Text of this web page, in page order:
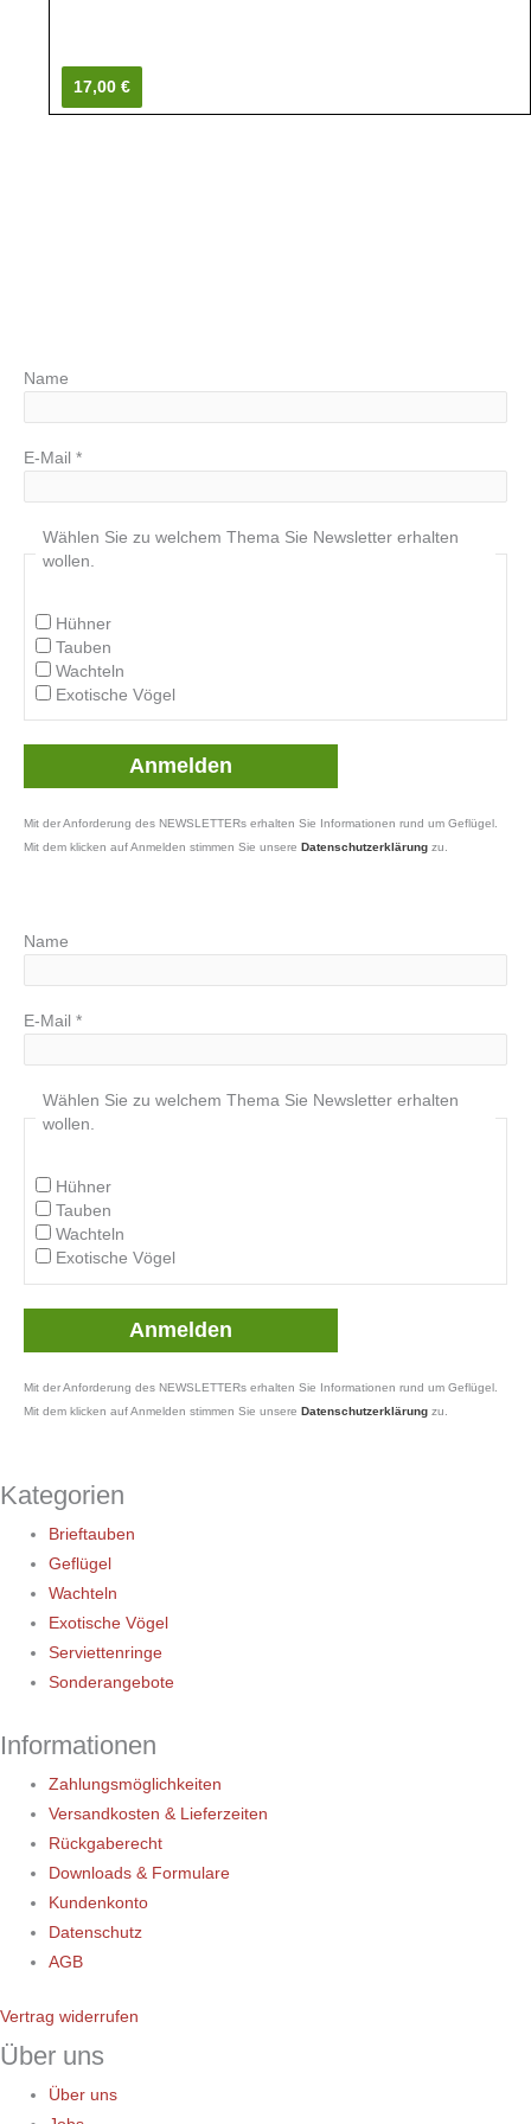
17,00 €
Name
E-Mail *
Wählen Sie zu welchem Thema Sie Newsletter erhalten
wollen.
Hühner
Tauben
Wachteln
Exotische Vögel
Mit der Anforderung des NEWSLETTERs erhalten Sie Informationen rund um Geflügel.
Mit dem klicken auf Anmelden stimmen Sie unsere Datenschutzerklärung zu.
Name
E-Mail *
Wählen Sie zu welchem Thema Sie Newsletter erhalten
wollen.
Hühner
Tauben
Wachteln
Exotische Vögel
Mit der Anforderung des NEWSLETTERs erhalten Sie Informationen rund um Geflügel.
Mit dem klicken auf Anmelden stimmen Sie unsere Datenschutzerklärung zu.
Kategorien
Brieftauben
Geflügel
Wachteln
Exotische Vögel
Serviettenringe
Sonderangebote
Informationen
Zahlungsmöglichkeiten
Versandkosten & Lieferzeiten
Rückgaberecht
Downloads & Formulare
Kundenkonto
Datenschutz
AGB
Vertrag widerrufen
Über uns
Über uns